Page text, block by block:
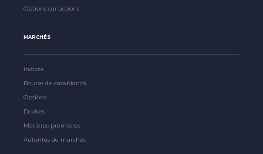
Options sur actions
MARCHÉS
Indices
Bourse de casablanca
Options
Devises
Matières premières
Autorités de marchés